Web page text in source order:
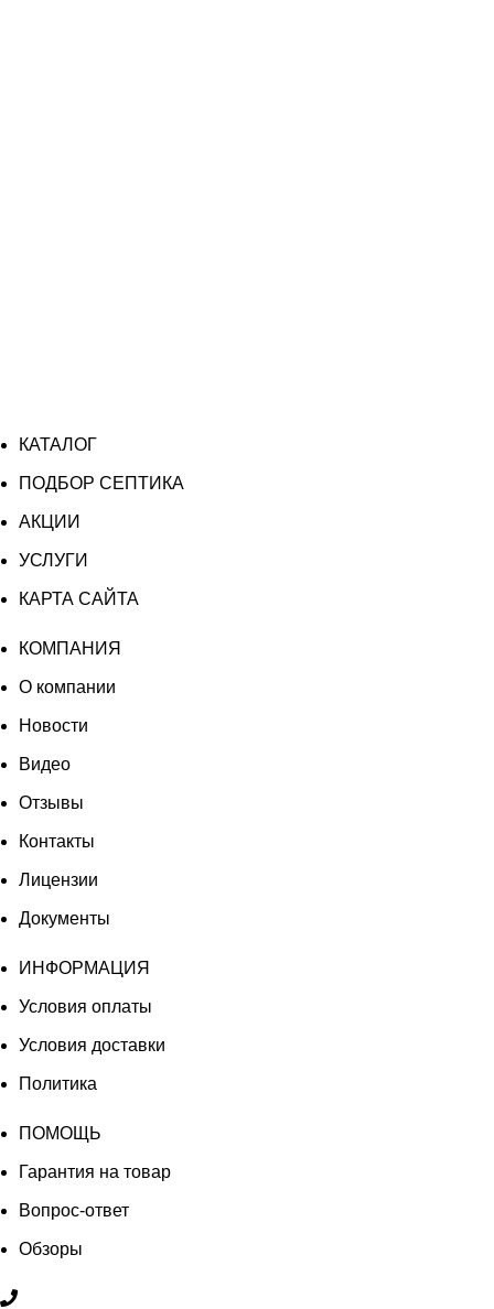
КАТАЛОГ
ПОДБОР СЕПТИКА
АКЦИИ
УСЛУГИ
КАРТА САЙТА
КОМПАНИЯ
О компании
Новости
Видео
Отзывы
Контакты
Лицензии
Документы
ИНФОРМАЦИЯ
Условия оплаты
Условия доставки
Политика
ПОМОЩЬ
Гарантия на товар
Вопрос-ответ
Обзоры